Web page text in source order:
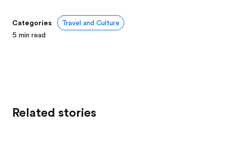
Categories
Travel and Culture
5 min read
Related stories